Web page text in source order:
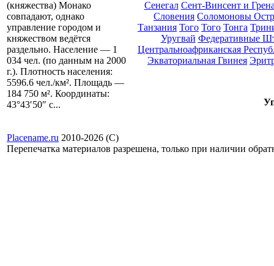
(княжества) Монако
совпадают, однако
управление городом и
княжеством ведётся
раздельно. Население — 1
034 чел. (по данным на 2000
г.). Плотность населения:
5596.6 чел./км². Площадь —
184 750 м². Координаты:
43°43′50″ с...
Сенегал Сент-Винсент и
Словения Соломоновы
Танзания Того Того Тонга
Уругвай Федеративные
Центральноафриканская
Экваториальная Гвинея
Placename.ru 2010-2026 (С)
Перепечатка материалов разрешена, только при наличии